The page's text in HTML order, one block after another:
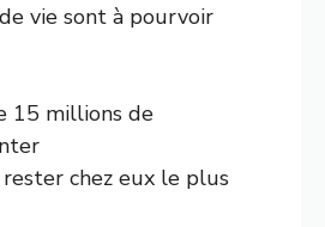
vie sont à pourvoir
15 millions de
chez eux le plus